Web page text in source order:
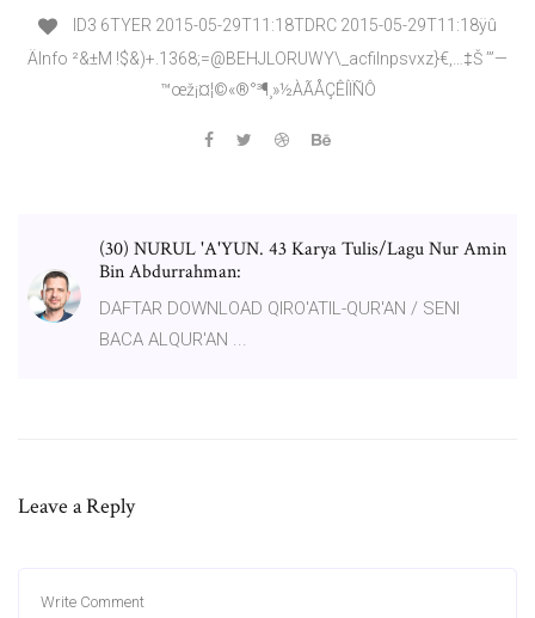
ID3 6TYER 2015-05-29T11:18TDRC 2015-05-29T11:18ÿû
ÄInfo ²&±M !$&)+.1368;=@BEHJLORUWY\_acfilnpsvxz}€‚…‡Š ’”—
™œž¡¤¦©«®°³¶¸»½ÀÃÅÇÊÍÏÑÔ
(30) NURUL 'A'YUN. 43 Karya Tulis/Lagu Nur Amin
Bin Abdurrahman:
DAFTAR DOWNLOAD QIRO'ATIL-QUR'AN / SENI
BACA ALQUR'AN ...
Leave a Reply